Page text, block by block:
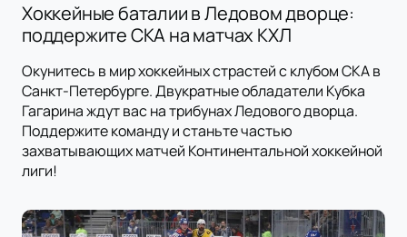
Хоккейные баталии в Ледовом дворце:
поддержите СКА на матчах КХЛ
Окунитесь в мир хоккейных страстей с клубом СКА в
Санкт-Петербурге. Двукратные обладатели Кубка
Гагарина ждут вас на трибунах Ледового дворца.
Поддержите команду и станьте частью
захватывающих матчей Континентальной хоккейной
лиги!